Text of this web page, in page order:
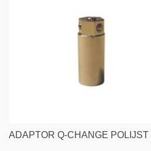
ADAPTOR Q-CHANGE POLIJST